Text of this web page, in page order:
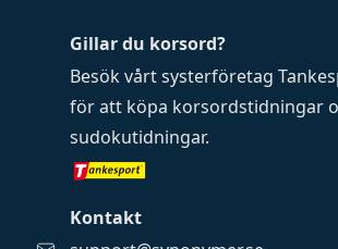
Gillar du korsord?
Besök vårt systerföretag
för att köpa korsordstidningar
sudokutidningar.
Kontakt